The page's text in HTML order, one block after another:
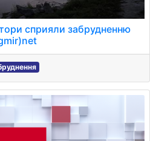
сприяли забрудненню